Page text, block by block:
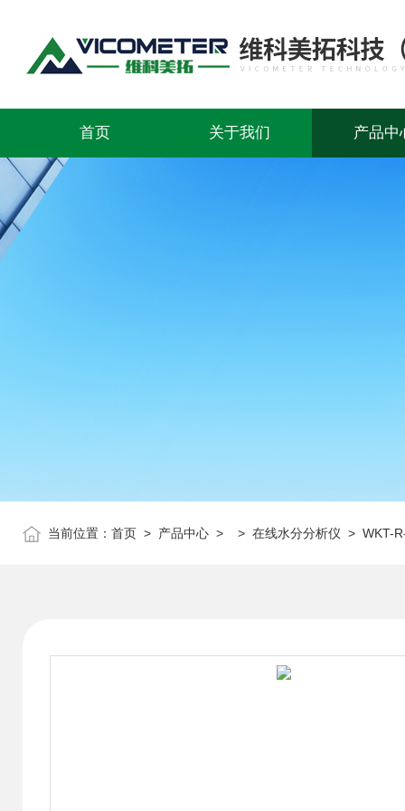
首页 关于我们 产品中
当前位置： 首页 > 产品中心 > > 在线水分分析仪 > WKT-